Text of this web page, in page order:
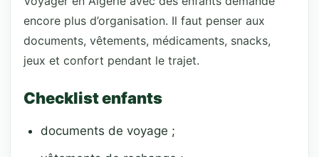
encore plus d’organisation. Il faut penser aux
documents, vêtements, médicaments, snacks,
jeux et confort pendant le trajet.
Checklist enfants
documents de voyage ;